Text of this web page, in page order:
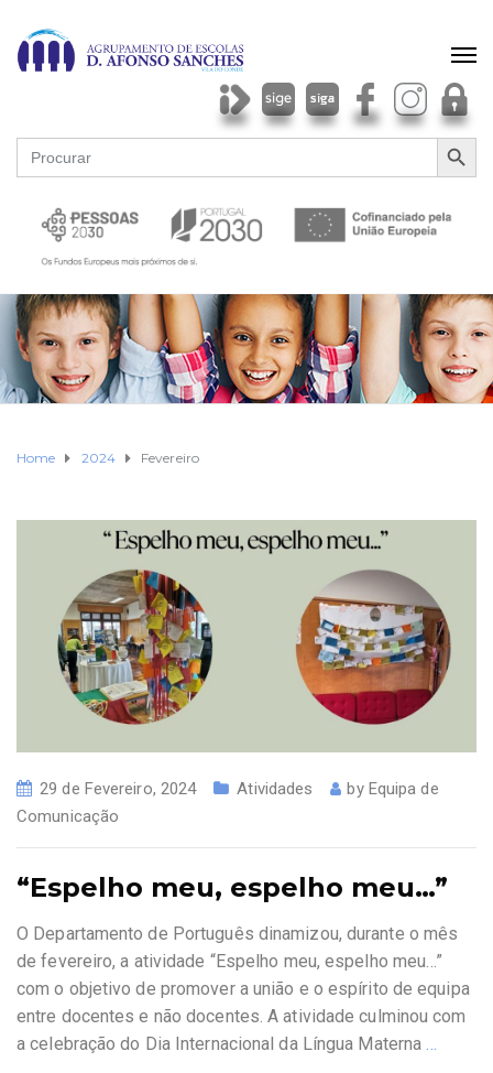
Search
for:
SEARCH
Home 2024 Fevereiro
29 de Fevereiro, 2024 Atividades by Equipa de
Comunicação
“Espelho meu, espelho meu…”
O Departamento de Português dinamizou, durante o mês
de fevereiro, a atividade “Espelho meu, espelho meu…”
com o objetivo de promover a união e o espírito de equipa
entre docentes e não docentes. A atividade culminou com
a celebração do Dia Internacional da Língua Materna…